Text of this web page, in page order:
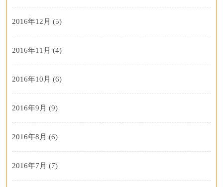
2016年12月 (5)
2016年11月 (4)
2016年10月 (6)
2016年9月 (9)
2016年8月 (6)
2016年7月 (7)